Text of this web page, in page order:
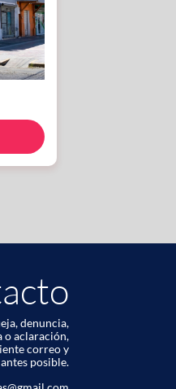
denuncia,
o aclaración,
correo y
posible.